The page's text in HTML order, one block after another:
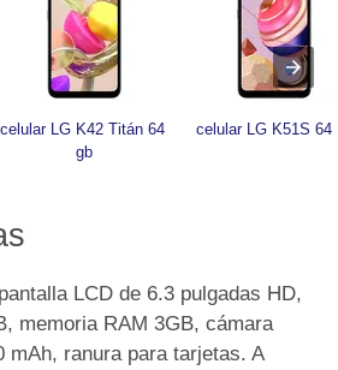
celular LG K42 Titán 64
gb
celular LG K51S 64
LCD de 6.3 pulgadas HD,
memoria RAM 3GB, cámara
mAh, ranura para tarjetas. A